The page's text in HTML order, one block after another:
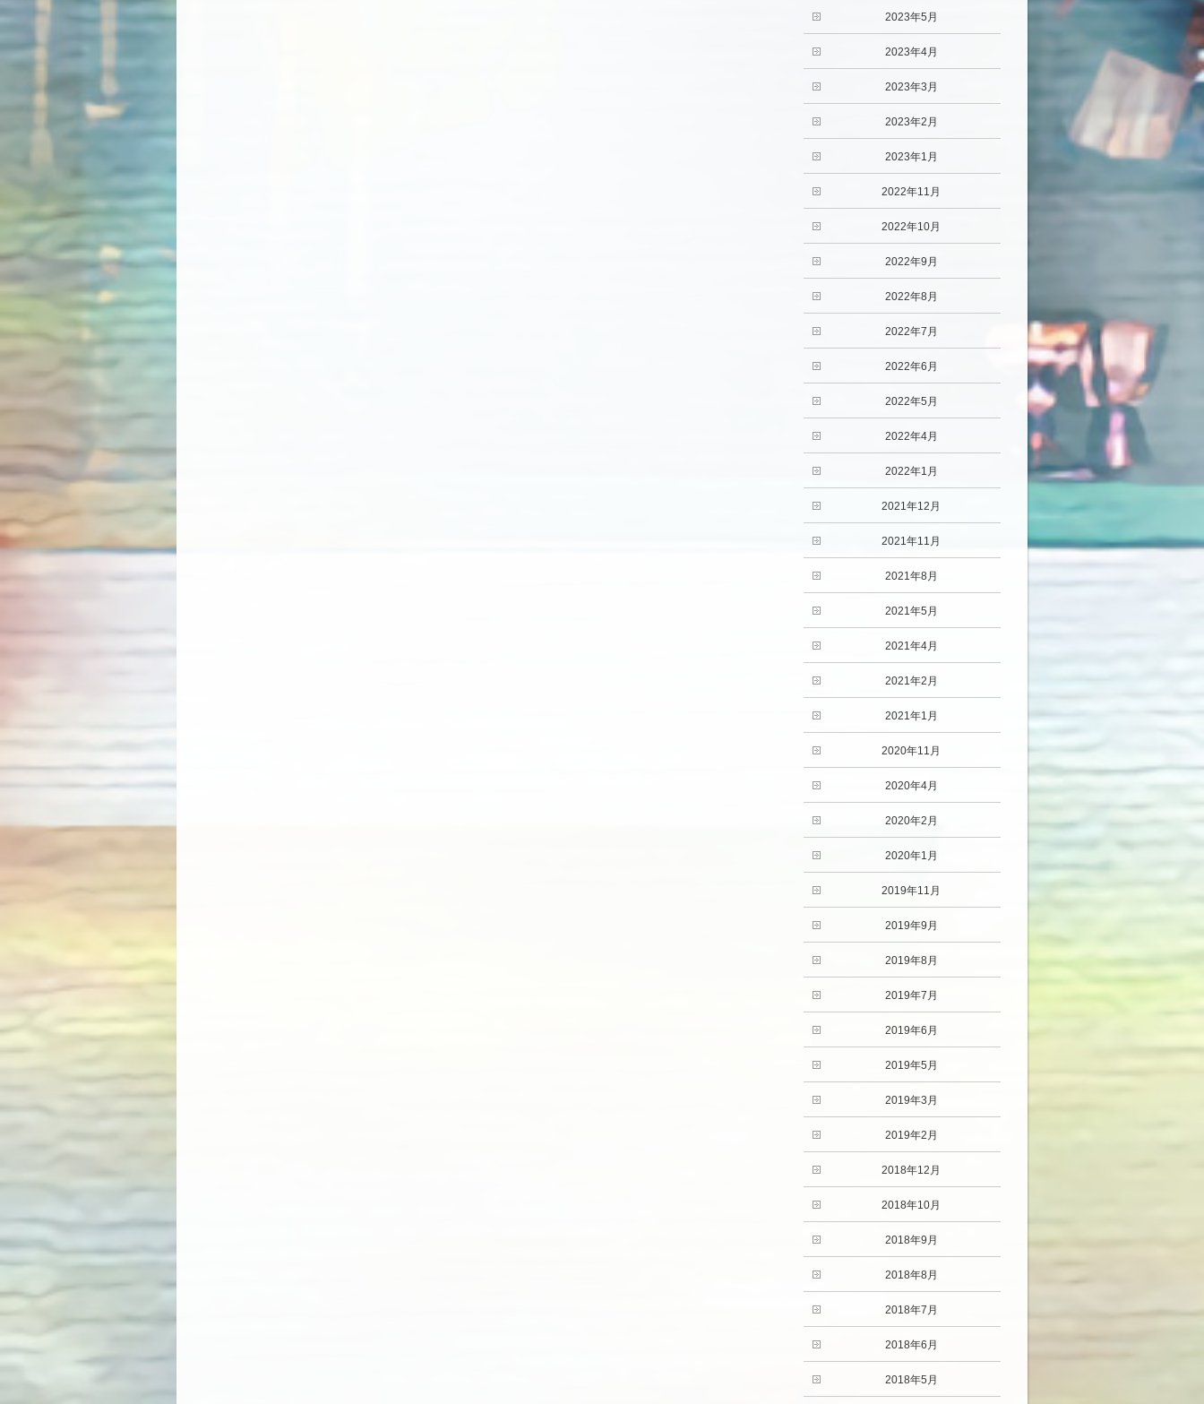
2023年5月
2023年4月
2023年3月
2023年2月
2023年1月
2022年11月
2022年10月
2022年9月
2022年8月
2022年7月
2022年6月
2022年5月
2022年4月
2022年1月
2021年12月
2021年11月
2021年8月
2021年5月
2021年4月
2021年2月
2021年1月
2020年11月
2020年4月
2020年2月
2020年1月
2019年11月
2019年9月
2019年8月
2019年7月
2019年6月
2019年5月
2019年3月
2019年2月
2018年12月
2018年10月
2018年9月
2018年8月
2018年7月
2018年6月
2018年5月